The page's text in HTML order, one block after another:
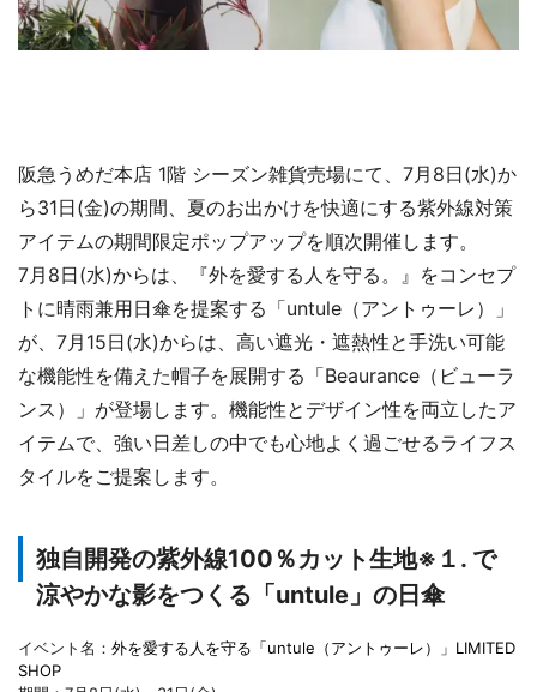
阪急うめだ本店 1階 シーズン雑貨売場にて、7月8日(水)か
ら31日(金)の期間、夏のお出かけを快適にする紫外線対策
アイテムの期間限定ポップアップを順次開催します。
7月8日(水)からは、『外を愛する人を守る。』をコンセプ
トに晴雨兼用日傘を提案する「untule（アントゥーレ）」
が、7月15日(水)からは、高い遮光・遮熱性と手洗い可能
な機能性を備えた帽子を展開する「Beaurance（ビューラ
ンス）」が登場します。機能性とデザイン性を両立したア
イテムで、強い日差しの中でも心地よく過ごせるライフス
タイルをご提案します。
独自開発の紫外線100％カット生地※１. で
涼やかな影をつくる「untule」の日傘
イベント名： 外を愛する人を守る「untule（アントゥーレ）」LIMITED
SHOP